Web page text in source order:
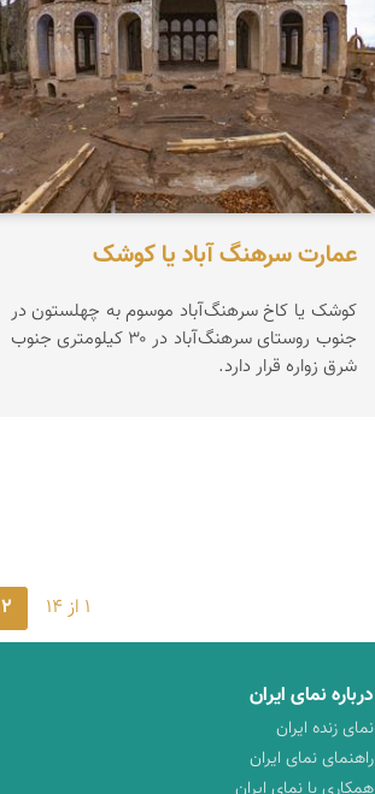
عمارت سرهنگ آباد یا کوشک
کوشک یا کاخ سرهنگ‌آباد موسوم به چهلستون در
جنوب روستای سرهنگ‌آباد در ۳۰ کیلومتری جنوب
شرق زواره قرار دارد.
1 از 14 2
درباره نمای ایران
نمای زنده ایران
راهنمای نمای ایران